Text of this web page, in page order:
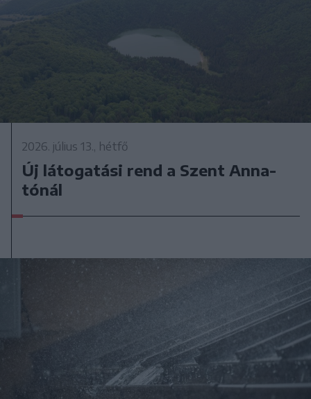
2026. július 13., hétfő
Új látogatási rend a Szent Anna-
tónál